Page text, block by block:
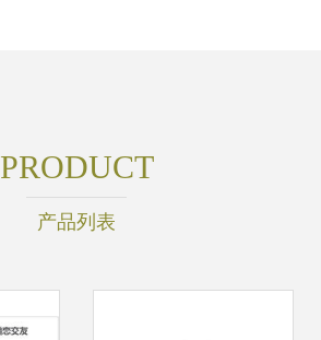
PRODUCT
产品列表